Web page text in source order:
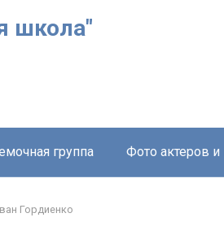
школа"
группа Фото актеров
Гордиенко